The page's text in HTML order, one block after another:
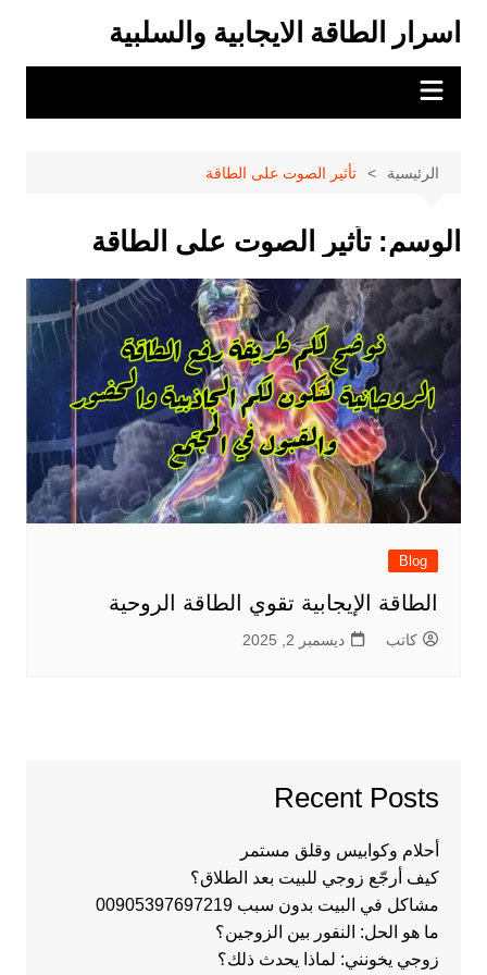
المحتوى
اسرار الطاقة الايجابية والسلبية
الرئيسية تأثير الصوت على الطاقة
الوسم:تأثير الصوت على الطاقة
Blog
الطاقة الإيجابية تقوي الطاقة الروحية
كاتب ديسمبر 2, 2025
Recent Posts
أحلام وكوابيس وقلق مستمر
كيف أرجّع زوجي للبيت بعد الطلاق؟
مشاكل في البيت بدون سبب 00905397697219
ما هو الحل: النفور بين الزوجين؟
زوجي يخونني: لماذا يحدث ذلك؟